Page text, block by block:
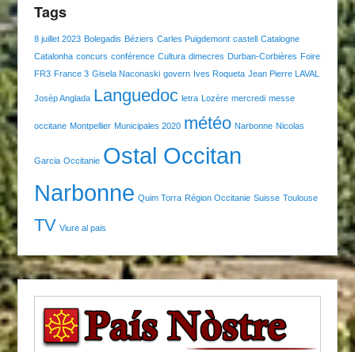
Tags
8 juillet 2023 Bolegadis Béziers Carles Puigdemont castell Catalogne
Catalonha concurs conférence Cultura dimecres Durban-Corbières Foire
FR3 France 3 Gisela Naconaski govern Ives Roqueta Jean Pierre LAVAL
Josèp Anglada Languedoc letra Lozère mercredi messe
occitane Montpellier Municipales 2020 météo Narbonne Nicolas
Garcia Occitanie Ostal Occitan
Narbonne Quim Torra Région Occitanie Suisse Toulouse
TV Viure al pais